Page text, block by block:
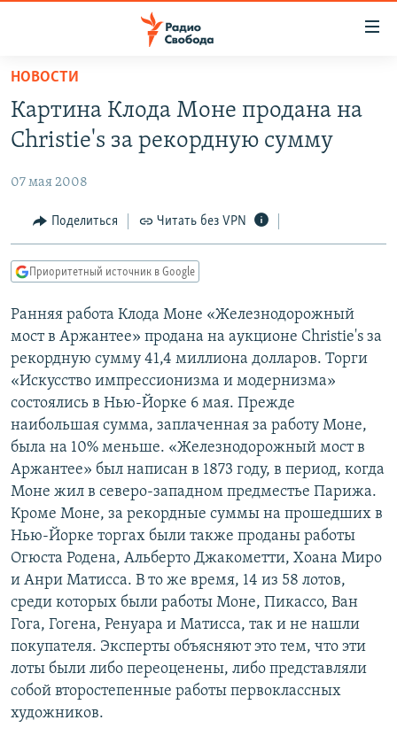
упрощенного
доступа
Вернуться
основному
Вернутся
главной
навигации
Вернутся
поиску
ПОДКАСТЫ
АВТОРСКИЕ ПРОЕКТЫ
ЦИТАТЫ СВОБОДЫ
МНЕНИЯ
IDEL.РЕАЛИИ
КАВКАЗ.РЕАЛИИ
СЕВЕР.РЕАЛИИ
СИБИРЬ.РЕАЛИИ
РАСПИСАНИЕ ВЕЩАНИЯ
ПОДПИШИТЕСЬ НА РАССЫЛКУ
СОЦИАЛЬНЫЕ СЕТИ
Все сайты РСЕ/РС
НОВОСТИ
Картина Клода Моне продана на
Christie's за рекордную сумму
07 мая 2008
Поделиться Читать без VPN
Приоритетный источник в Google
Ранняя работа Клода Моне «Железнодорожный
мост в Аржантее» продана на аукционе Christie's за
рекордную сумму 41,4 миллиона долларов. Торги
«Искусство импрессионизма и модернизма»
состоялись в Нью-Йорке 6 мая. Прежде
наибольшая сумма, заплаченная за работу Моне,
была на 10% меньше. «Железнодорожный мост в
Аржантее» был написан в 1873 году, в период, когда
Моне жил в северо-западном предместье Парижа.
Кроме Моне, за рекордные суммы на прошедших в
Нью-Йорке торгах были также проданы работы
Огюста Родена, Альберто Джакометти, Хоана Миро
и Анри Матисса. В то же время, 14 из 58 лотов,
среди которых были работы Моне, Пикассо, Ван
Гога, Гогена, Ренуара и Матисса, так и не нашли
покупателя. Эксперты объясняют это тем, что эти
лоты были либо переоценены, либо представляли
собой второстепенные работы первоклассных
художников.